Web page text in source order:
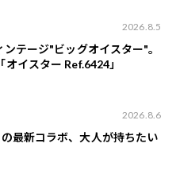
2026.8.5
テージ"ビッグオイスター"。
オイスター Ref.6424」
2026.8.6
最新コラボ、大人が持ちたい